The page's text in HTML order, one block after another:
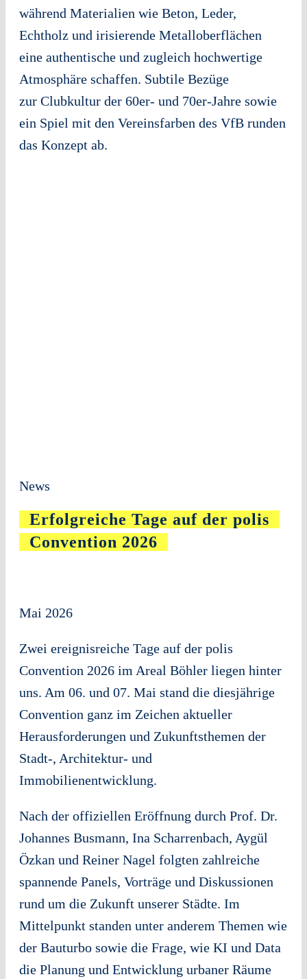
während Materialien wie Beton, Leder,
Echtholz und irisierende Metalloberflächen
eine authentische und zugleich hochwertige
Atmosphäre schaffen. Subtile Bezüge
zur Clubkultur der 60er- und 70er-Jahre sowie
ein Spiel mit den Vereinsfarben des VfB runden
das Konzept ab.
News
Erfolgreiche Tage auf der polis
Convention 2026
Mai 2026
Zwei ereignisreiche Tage auf der polis
Convention 2026 im Areal Böhler liegen hinter
uns. Am 06. und 07. Mai stand die diesjährige
Convention ganz im Zeichen aktueller
Herausforderungen und Zukunftsthemen der
Stadt-, Architektur- und
Immobilienentwicklung.
Nach der offiziellen Eröffnung durch Prof. Dr.
Johannes Busmann, Ina Scharrenbach, Aygül
Özkan und Reiner Nagel folgten zahlreiche
spannende Panels, Vorträge und Diskussionen
rund um die Zukunft unserer Städte. Im
Mittelpunkt standen unter anderem Themen wie
der Bauturbo sowie die Frage, wie KI und Data
die Planung und Entwicklung urbaner Räume